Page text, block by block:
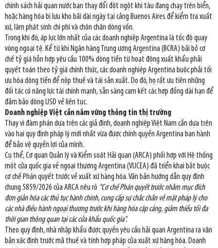
chính sách hải quan nước bạn thay đổi đột ngột khi tàu đang chạy trên biển,
hoặc hàng hóa bị lưu kho bãi dài ngày tại cảng Buenos Aires để kiểm tra xuất
xứ, làm phát sinh chi phí và chôn chân dòng vốn.
Trong khi đó, áp lực lớn nhất của các doanh nghiệp Argentina là tốc độ quay
vòng ngoại tệ. Kể từ khi Ngân hàng Trung ương Argentina (BCRA) bãi bỏ cơ
chế tỷ giá hỗn hợp yêu cầu 100% dòng tiền từ hoạt động xuất khẩu phải
quyết toán theo tỷ giá chính thức, các doanh nghiệp Argentina buộc phải tối
ưu hóa dòng tiền để nộp thuế và tái sản xuất. Do đó, họ rất ưu tiên những
đối tác có năng lực tài chính mạnh, sẵn sàng cam kết các hợp đồng dài hạn để
đảm bảo dòng USD về liên tục.
Doanh nghiệp Việt cần nắm vững thông tin thị trường
Thay vì đàm phán dựa trên các giả định, doanh nghiệp Việt Nam cần dựa trên
vào hai quy định pháp lý mới nhất vừa được chính quyền Argentina ban hành
để bảo vệ quyền lợi của mình.
Cụ thể, Cơ quan Quản lý và Kiểm soát Hải quan (ARCA) phối hợp với Hệ thống
một cửa quốc gia về ngoại thương Argentina (VUCEA) đã triển khai bắt buộc
cơ chế Phán quyết trước về xuất xứ hàng hóa. Văn bản hướng dẫn quy định
chung 5859/2026 của ARCA nêu rõ "Cơ chế Phán quyết trước nhằm mục đích
đơn giản hóa các thủ tục hành chính, cung cấp sự chắc chắn về mặt pháp lý cho
các nhà điều hành ngoại thương trước khi hàng hóa cập cảng, giảm thiểu tối đa
thời gian thông quan tại các cửa khẩu quốc gia".
Theo quy định, nhà nhập khẩu được quyền yêu cầu hải quan Argentina ra văn
bản xác định trước mã thuế và tính hợp pháp của xuất xứ hàng hóa. Doanh